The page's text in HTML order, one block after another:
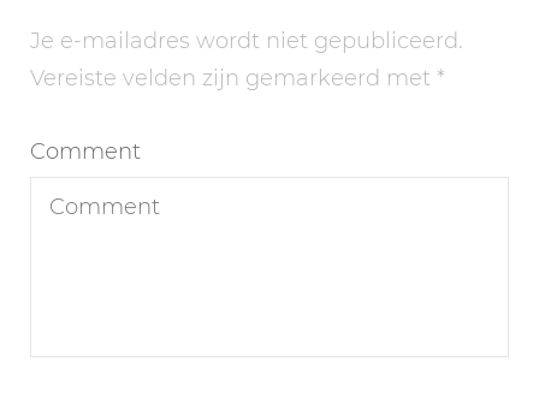
Je e-mailadres wordt niet gepubliceerd.
Vereiste velden zijn gemarkeerd met *
Comment